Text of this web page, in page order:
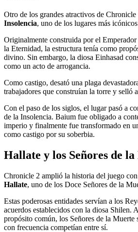
Otro de los grandes atractivos de Chronicle
Insolencia, uno de los lugares más
Originalmente construida por el
la Eternidad, la estructura tenía como
divino. Sin embargo, la diosa Einhasad
como un acto de arrogancia.
Como castigo, desató una plaga
trabajadores que construían la torre y selló
Con el paso de los siglos, el lugar pasó a
de la Insolencia. Baium fue obligado a
imperio y finalmente fue transformado en
como castigo por su soberbia.
Hallate y los Señores de
Chronicle 2 amplió la historia del juego
Hallate, uno de los Doce Señores de la
Estas poderosas entidades servían a los
acuerdos establecidos con la diosa Shilen.
propósito común, los Señores de la Muerte
con frecuencia competían entre sí.